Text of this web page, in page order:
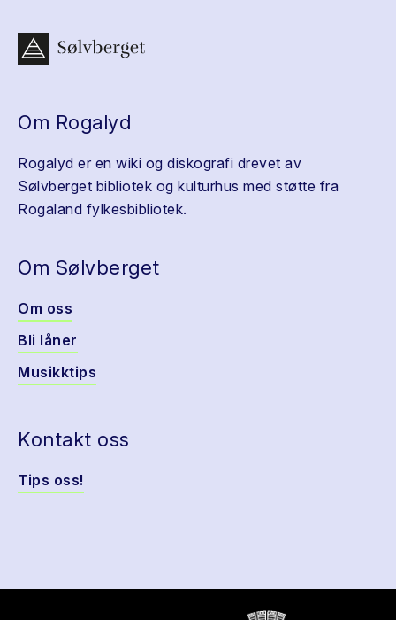
Om Rogalyd
Rogalyd er en wiki og diskografi drevet av
Sølvberget bibliotek og kulturhus med støtte fra
Rogaland fylkesbibliotek.
Om Sølvberget
Om oss
Bli låner
Musikktips
Kontakt oss
Tips oss!